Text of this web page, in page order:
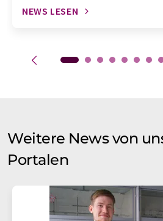
NEWS LESEN
Weitere News von
Portalen